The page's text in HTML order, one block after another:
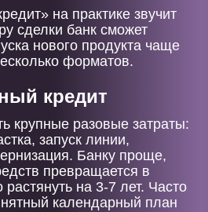
на практике звучит
сделки банк сможет
нового продукта чаще
форматов.
кредит
крупные разовые затраты:
запуск линии,
Банку проще,
превращается в
на 3-7 лет. Часто
календарный план